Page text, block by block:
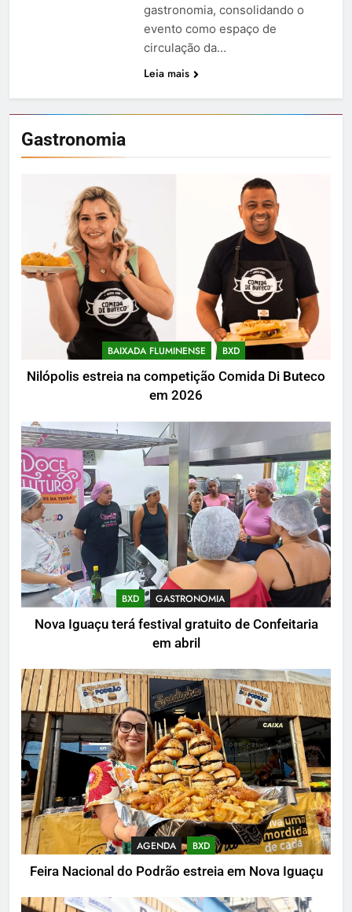
Gastronomia
BAIXADA FLUMINENSE BXD
Nilópolis estreia na competição Comida Di Buteco
em 2026
BXD GASTRONOMIA
Nova Iguaçu terá festival gratuito de Confeitaria
em abril
AGENDA BXD
Feira Nacional do Podrão estreia em Nova Iguaçu
gastronomia, consolidando o
evento como espaço de
circulação da…
Leia mais